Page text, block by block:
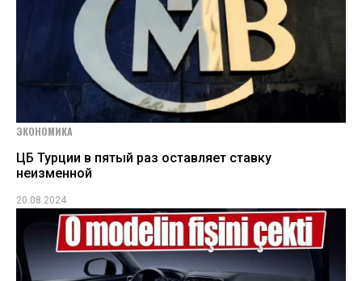
ЭКОНОМИКА
ЦБ Турции в пятый раз оставляет ставку
неизменной
20.08.2024